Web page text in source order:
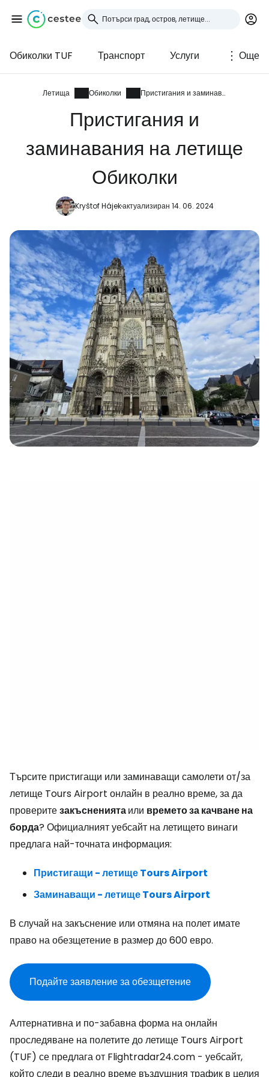
Обиколки TUF Транспорт Услуги Още
Летища Обиколки Пристигания и заминавания
Пристигания и
заминавания на летище
Обиколки
Kryštof Hájekактуализиран 14. 06. 2024
Търсите пристигащи или заминаващи самолети от/за
летище Tours Airport онлайн в реално време, за да
проверитезакъснениятаили времето за качване на
борда? Официалният уебсайт на летището винаги
предлага най-точната информация:
Пристигащи - летище Tours Airport
Заминаващи - летище Tours Airport
В случай на закъснение или отмяна на полет имате
право на обезщетение в размер до 600 евро.
Подайте заявление за обезщетение
Алтернативна и по-забавна форма на онлайн
проследяване на полетите до летище Tours Airport
(TUF) се предлага от Flightradar24.com - уебсайт,
който следи в реално време въздушния трафик в целия
Влезте в Cestee
... световната общност на туристите
Продължете с Facebook
Продължете с имейл